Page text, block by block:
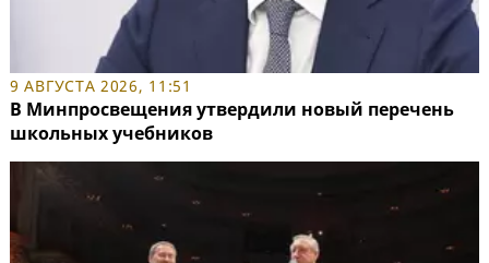
9 АВГУСТА 2026, 11:51
В Минпросвещения утвердили новый перечень
школьных учебников